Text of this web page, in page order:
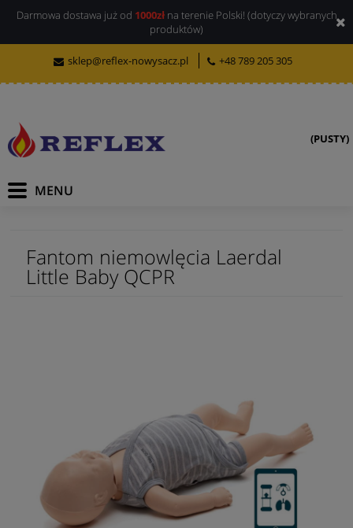
Darmowa dostawa już od 1000złna terenie Polski! (dotyczy wybranych
produktów)
sklep@reflex-nowysacz.pl +48 789 205 305
(PUSTY)
Fantom niemowlęcia Laerdal
Little Baby QCPR